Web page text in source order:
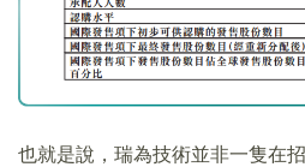
也就是說，瑞為技術並非一隻在